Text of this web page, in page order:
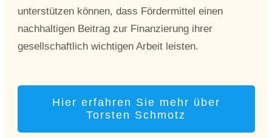
unterstützen können, dass Fördermittel einen
nachhaltigen Beitrag zur Finanzierung ihrer
gesellschaftlich wichtigen Arbeit leisten.
Hier erfahren Sie mehr über
Torsten Schmotz